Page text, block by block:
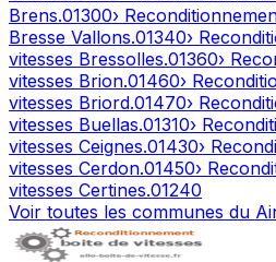
Brens.01300›
Bresse Vallons.01340›
vitesses Bressolles.01360›
vitesses Brion.01460›
vitesses Briord.01470›
vitesses Buellas.01310›
vitesses Ceignes.01430›
vitesses Cerdon.01450›
vitesses Certines.01240
Voir toutes les communes du